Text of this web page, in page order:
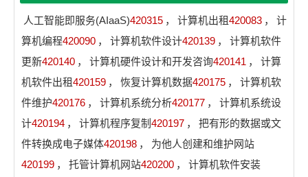
人工智能即服务(AIaaS)420315 ， 计算机出租420083 ，
计
算机编程420090 ， 计算机软件设计420139 ，
计算机软件
更新420140 ， 计算机硬件设计和开发咨询420141 ，
计算
机软件出租420159 ， 恢复计算机数据420175 ，
计算机软
件维护420176 ， 计算机系统分析420177 ，
计算机系统设
计420194 ， 计算机程序复制420197 ，
把有形的数据或文
件转换成电子媒体420198 ，
为他人创建和维护网站
420199 ， 托管计算机网站420200 ，
计算机软件安装